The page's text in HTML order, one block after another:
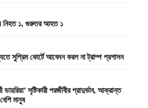
নিহত ১, গুরুতর আহত ১
সুপ্রিম কোর্টে আবেদন করল না ট্রাম্প প্রশাসন
ডায়রিয়া’ সৃষ্টিকারী পরজীবীর প্রাদুর্ভাব, আক্রান্ত
মানুষ